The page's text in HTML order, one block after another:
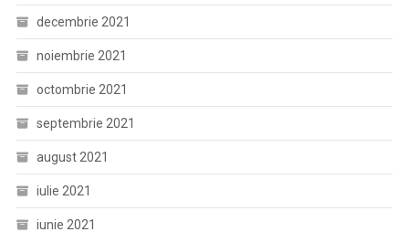
decembrie 2021
noiembrie 2021
octombrie 2021
septembrie 2021
august 2021
iulie 2021
iunie 2021